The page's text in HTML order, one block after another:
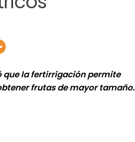
que la fertirrigación permite
frutas de mayor tamaño.